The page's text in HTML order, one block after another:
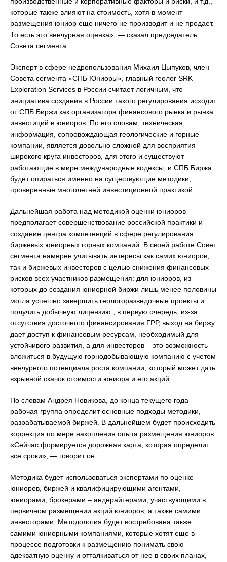
которые также влияют на стоимость, хотя в момент
размещения юниор еще ничего не производит и не продает.
То есть это венчурная оценка», — сказал председатель
Совета сегмента.
Эксперт в сфере недропользования Михаил Цыпуков, член
Совета сегмента «СПБ Юниоры», главный геолог SRK
Exploration Services в России считает логичным, что
инициатива создания в России такого регулирования исходит
от СПБ Биржи как организатора финансового рынка и рынка
инвестиций в юниоров. По его словам, техническая
информация, сопровождающая геологические и горные
компании, является довольно сложной для восприятия
широкого круга инвесторов, для этого и существуют
работающие в мире международные кодексы, и СПБ Биржа
будет опираться именно на существующие методики,
проверенные многолетней инвестиционной практикой.
Дальнейшая работа над методикой оценки юниоров
предполагает совершенствование российской практики и
создание центра компетенций в сфере регулирования
биржевых юниорных горных компаний. В своей работе Совет
сегмента намерен учитывать интересы как самих юниоров,
так и биржевых инвесторов с целью снижения финансовых
рисков всех участников размещения: для юниоров, из
которых до создания юниорной биржи лишь менее половины
могла успешно завершить геологоразведочные проекты и
получить добычную лицензию , в первую очередь, из-за
отсутствия досточного финансирования ГРР, выход на биржу
дает доступ к финансовым ресурсам, необходимый для
устойчивого развития, а для инвесторов – это возможность
вложиться в будущую горнодобывающую компанию с учетом
венчурного потенциала роста компании, который может дать
взрывной скачок стоимости юниора и его акций.
По словам Андрея Новикова, до конца текущего года
рабочая группа определит основные подходы методики,
разрабатываемой биржей. В дальнейшем будет происходить
коррекция по мере накопления опыта размещения юниоров.
«Сейчас формируется дорожная карта, которая определит
все сроки», — говорит он.
Методика будет использоваться экспертами по оценке
юниоров, биржей и квалифицирующими агентами,
юниорами, брокерами – андерайтерами, участвующими в
первичном размещении акций юниоров, а также самими
инвесторами. Методология будет востребована также
самими юниорными компаниями, которые хотят еще в
процессе подготовки к размещению понимать свою
адекватную оценку и отталкиваться от нее в своих планах,